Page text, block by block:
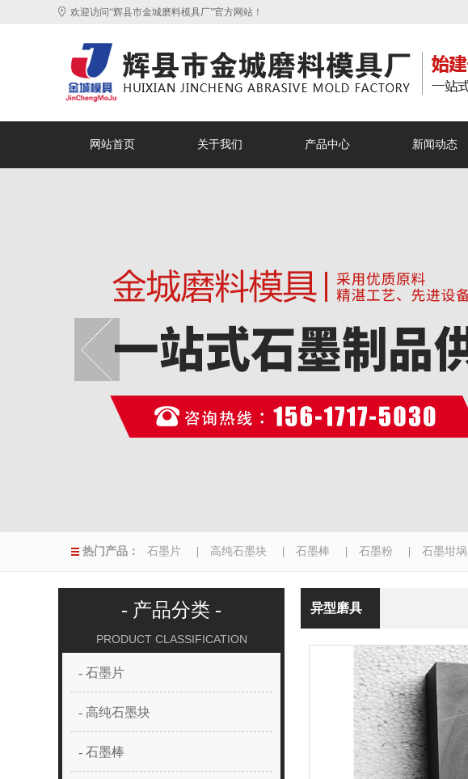
欢迎访问“辉县市金城磨料模具厂”官方网站！
网站首页 关于我们 产品中心 新闻动态
热门产品： 石墨片 高纯石墨块 石墨棒 石墨粉 石墨坩埚
|异型磨具 |
- 产品分类 -
PRODUCT CLASSIFICATION
- 石墨片
- 高纯石墨块
- 石墨棒
异型磨具